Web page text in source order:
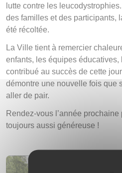
lutte contre les
des familles et des participants,
été récoltée.
La Ville tient à remercier
enfants, les équipes
contribué au succès de cette
démontre une nouvelle fois que
aller de pair.
Rendez-vous l’année
toujours aussi généreuse !